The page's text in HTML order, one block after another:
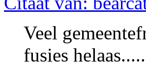
Veel
fusies